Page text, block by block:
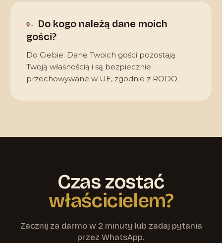
Do kogo należą dane moich
gości?
Do Ciebie. Dane Twoich gości pozostają
Twoją własnością i są bezpiecznie
przechowywane w UE, zgodnie z RODO.
Czas zostać
właścicielem?
Zacznij za darmo w 2 minuty lub zadaj pytania
przez WhatsApp.